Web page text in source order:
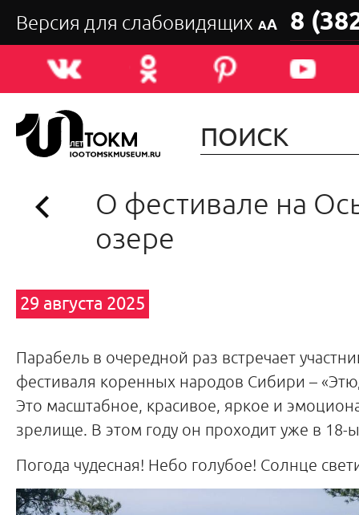
Версия для слабовидящих АА 8
О фестивале на
озере
29 августа 2025
Парабель в очередной раз встречает
фестиваля коренных народов Сибири –
Это масштабное, красивое, яркое и
зрелище. В этом году он проходит уже в 18-
Погода чудесная! Небо голубое! Солнце